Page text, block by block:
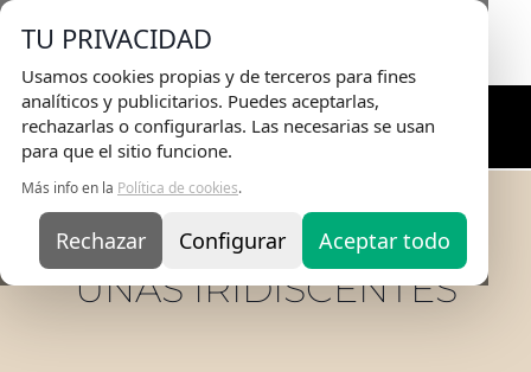
TU PRIVACIDAD
Usamos cookies propias y de terceros para fines
analíticos y publicitarios. Puedes aceptarlas,
rechazarlas o configurarlas. Las necesarias se usan
para que el sitio funcione.
Más info en la Política de cookies.
Rechazar Configurar Aceptar todo
Envio Gratisen pedidos superiores a 75€ |
Entrega en 24H
UÑAS IRIDISCENTES